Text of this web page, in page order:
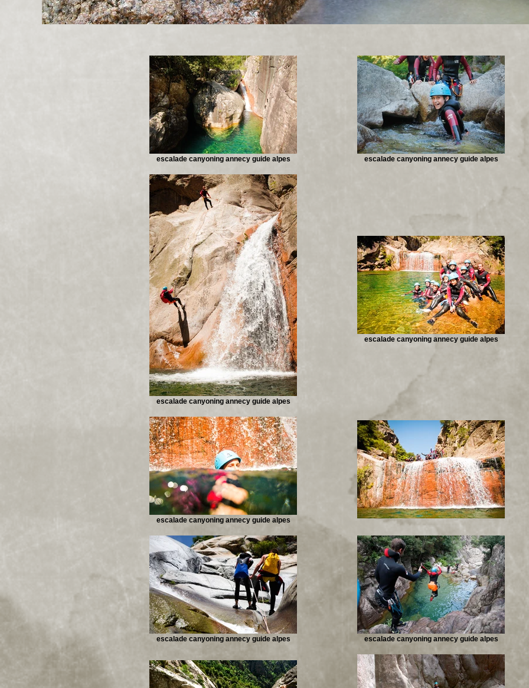
escalade canyoning annecy guide alpes escalade canyoning annecy guide alpes
escalade canyoning annecy guide alpes
escalade canyoning annecy guide alpes
escalade canyoning annecy guide alpes
escalade canyoning annecy guide alpes escalade canyoning annecy guide alpes